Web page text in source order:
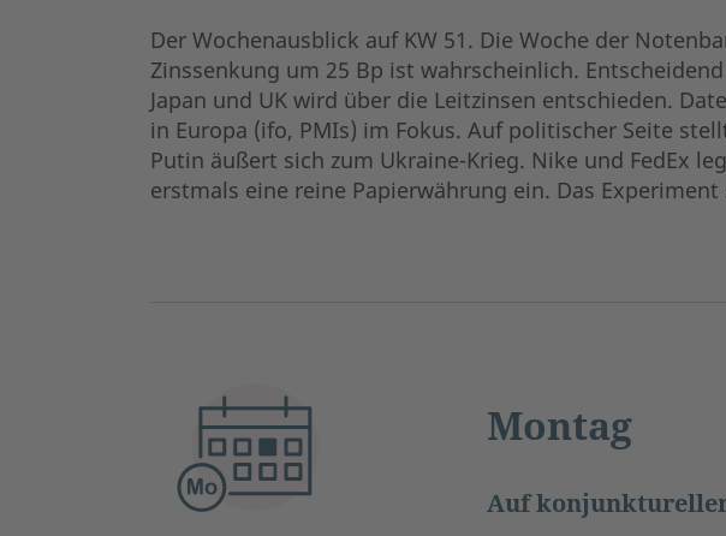
Der Wochenausblick auf KW 51. Die Woche der
Zinssenkung um 25 Bp ist wahrscheinlich.
Japan und UK wird über die Leitzinsen entschieden.
in Europa (ifo, PMIs) im Fokus. Auf politischer Seite
Putin äußert sich zum Ukraine-Krieg. Nike und FedEx
erstmals eine reine Papierwährung ein. Das
Montag
Auf